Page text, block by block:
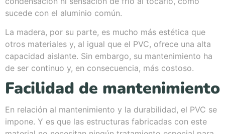
sucede con el aluminio común.
La madera, por su parte, es mucho más estética que
otros materiales y, al igual que el PVC, ofrece una alta
capacidad aislante. Sin embargo, su mantenimiento ha
de ser continuo y, en consecuencia, más costoso.
Facilidad de mantenimiento
En relación al mantenimiento y la durabilidad, el PVC se
impone. Y es que las estructuras fabricadas con este